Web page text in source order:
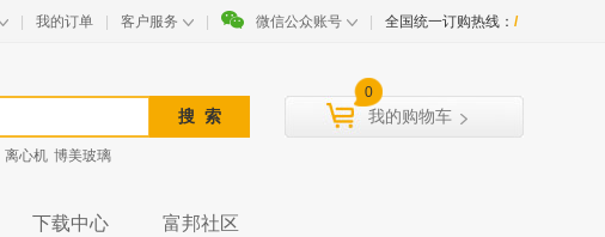
我的订单 客户服务 微信公众账号 全国统一订购热线： /
离心机 博美玻璃
0
我的购物车
下载中心 富邦社区